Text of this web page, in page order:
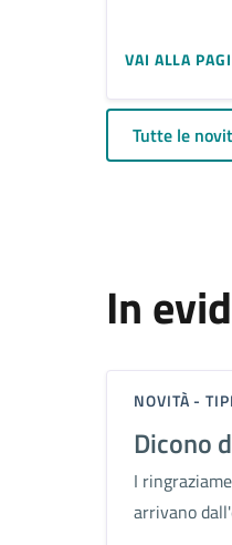
VAI ALLA
Tutte le
In
NOVITÀ -
Dicono
I
arrivano